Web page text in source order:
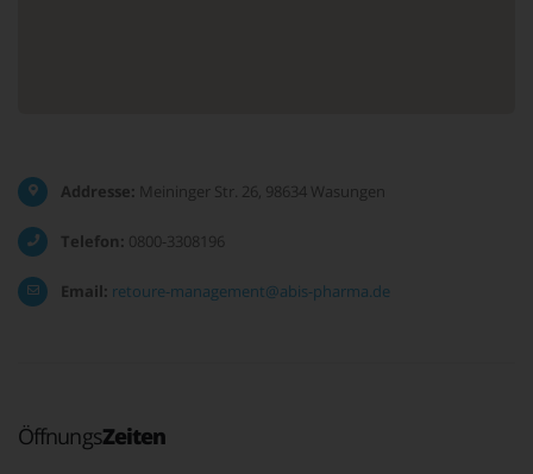
Addresse: Meininger Str. 26, 98634 Wasungen
Telefon: 0800-3308196
Email: retoure-management@abis-pharma.de
ÖffnungsZeiten